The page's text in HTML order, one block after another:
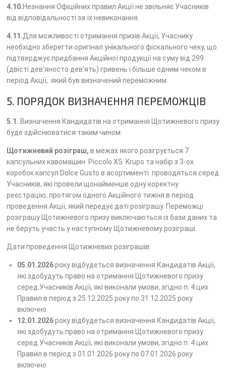
4.10.Незнання Офіційних правил Акції не звільняє Учасників
від відповідальності за їх невиконання.
4.11.Для можливості отримання призів Акції, Учаснику
необхідно зберегти оригінал унікального фіскального чеку, що
підтверджує придбання Акційної продукції на суму від 299
(двісті дев’яносто дев’ять) гривень і більше одним чеком в
період Акції, який був визначений переможним.
5. ПОРЯДОК ВИЗНАЧЕННЯ ПЕРЕМОЖЦІВ
5.1. Визначення Кандидатів на отримання Щотижневого призу
буде здійснюватися таким чином:
Щотижневий розіграш, в межах якого розігрується 7
капсульних кавомашин Piccolo XS Krups та набір з 3-ох
коробок капсул Dolce Gusto в асортименті проводяться серед
Учасників, які провели щонайменше одну коректну
реєстрацію, протягом одного Акційного тижня в період
проведення Акції, який передує даті розіграшу. Переможці
розіграшу Щотижневого призу виключаються із бази даних та
не беруть участь у наступному Щотижневому розіграші.
Дати проведення Щотижневих розіграшів:
05.01.2026року відбудеться визначення Кандидатів Акції,
які здобудуть право на отримання Щотижневого призу
серед Учасників Акції, які виконали умови, згідно п. 4 цих
Правил в період з 25.12.2025 року по 31.12.2025 року
включно.
12.01.2026року відбудеться визначення Кандидатів Акції,
які здобудуть право на отримання Щотижневого призу
серед Учасників Акції, які виконали умови, згідно п. 4 цих
Правил в період з 01.01.2026 року по 07.01.2026 року
включно.